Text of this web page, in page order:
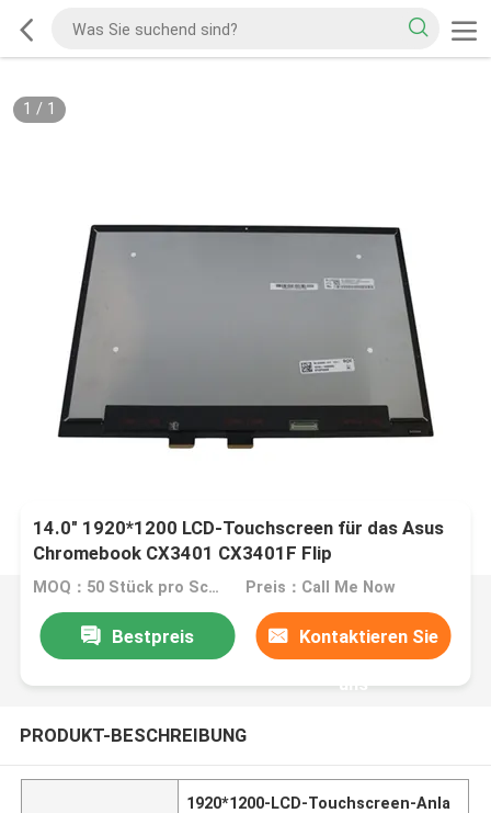
1 / 1
14.0" 1920*1200 LCD-Touchscreen für das Asus
Chromebook CX3401 CX3401F Flip
MOQ：50 Stück pro Schachtel Preis：Call Me Now
Bestpreis Kontaktieren Sie
uns
PRODUKT-BESCHREIBUNG
1920*1200-LCD-Touchscreen-Anla